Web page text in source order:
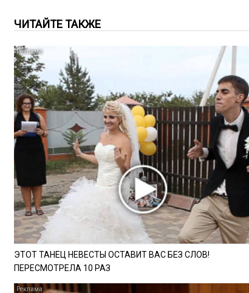
ЧИТАЙТЕ ТАКЖЕ
ЭТОТ ТАНЕЦ НЕВЕСТЫ ОСТАВИТ ВАС БЕЗ СЛОВ!
ПЕРЕСМОТРЕЛА 10 РАЗ